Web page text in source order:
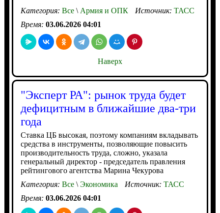
Категория: Все\Армия и ОПК Источник: ТАСС
Время: 03.06.2026 04:01
Наверх
"Эксперт РА": рынок труда будет
дефицитным в ближайшие два-три
года
Ставка ЦБ высокая, поэтому компаниям вкладывать
средства в инструменты, позволяющие повысить
производительность труда, сложно, указала
генеральный директор - председатель правления
рейтингового агентства Марина Чекурова
Категория: Все\Экономика Источник: ТАСС
Время: 03.06.2026 04:01